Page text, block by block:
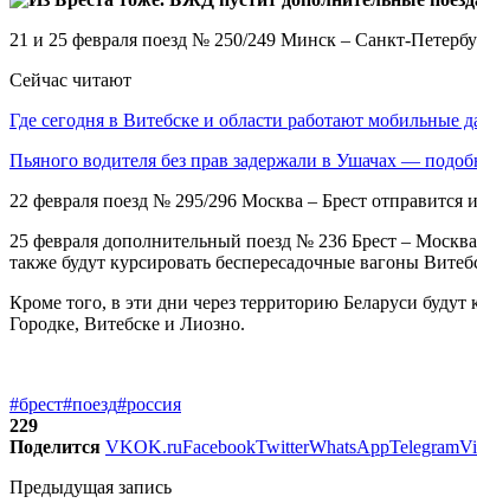
21 и 25 февраля поезд № 250/249 Минск – Санкт-
Сейчас читают
Где сегодня в Витебске и области работают мобильные
Пьяного водителя без прав задержали в Ушачах —
22 февраля поезд № 295/296 Москва – Брест
25 февраля дополнительный поезд № 236 Брест –
также будут курсировать беспересадочные вагоны
Кроме того, в эти дни через территорию Беларуси
Городке, Витебске и Лиозно.
#брест#поезд#россия
229
Поделится VKOK.ruFacebookTwitterWhatsAppTelegram
Предыдущая запись